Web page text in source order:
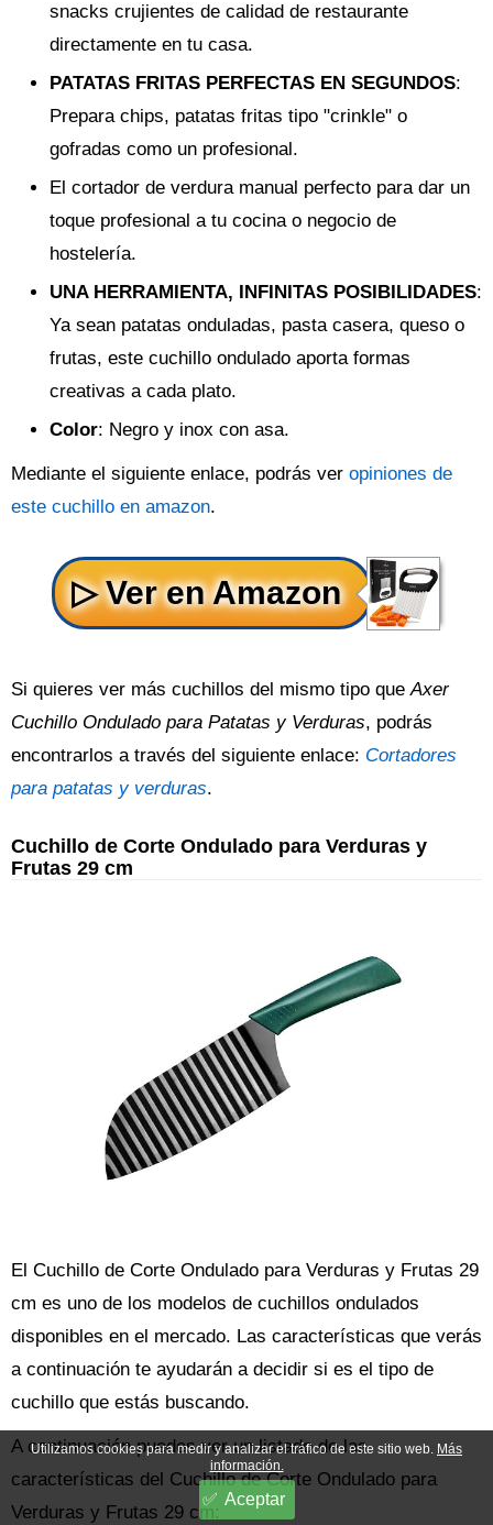
snacks crujientes de calidad de restaurante
directamente en tu casa.
PATATAS FRITAS PERFECTAS EN SEGUNDOS:
Prepara chips, patatas fritas tipo "crinkle" o
gofradas como un profesional.
El cortador de verdura manual perfecto para dar un
toque profesional a tu cocina o negocio de
hostelería.
UNA HERRAMIENTA, INFINITAS POSIBILIDADES:
Ya sean patatas onduladas, pasta casera, queso o
frutas, este cuchillo ondulado aporta formas
creativas a cada plato.
Color: Negro y inox con asa.
Mediante el siguiente enlace, podrás ver opiniones de
este cuchillo en amazon.
Si quieres ver más cuchillos del mismo tipo queAxer
Cuchillo Ondulado para Patatas y Verduras, podrás
encontrarlos a través del siguiente enlace: Cortadores
para patatas y verduras.
Cuchillo de Corte Ondulado para Verduras y
Frutas 29 cm
El Cuchillo de Corte Ondulado para Verduras y Frutas 29
cm es uno de los modelos de cuchillos ondulados
disponibles en el mercado. Las características que verás
a continuación te ayudarán a decidir si es el tipo de
cuchillo que estás buscando.
A continuación puedes ver un listado de las
características del Cuchillo de Corte Ondulado para
Verduras y Frutas 29 cm:
Utilizamos cookies para medir y analizar el tráfico de este sitio web. Más
información.
Aceptar